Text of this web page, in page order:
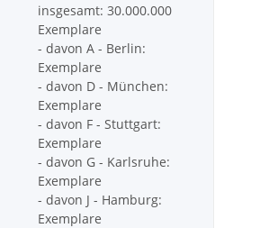
insgesamt: 30.000.000
Exemplare
- davon A - Berlin:
Exemplare
- davon D - München:
Exemplare
- davon F - Stuttgart:
Exemplare
- davon G - Karlsruhe:
Exemplare
- davon J - Hamburg:
Exemplare